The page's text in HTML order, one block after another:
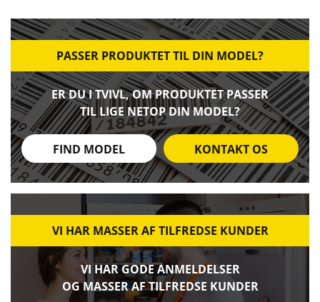
PASSER PRODUKTET TIL DIN MODEL?
ER DU I TVIVL, OM PRODUKTET PASSER
TIL LIGE NETOP DIN MODEL?
FIND MODEL KONTAKT OS
VI HAR MASSER AF TILFREDSE KUNDER
VI HAR GODE ANMELDELSER
OG MASSER AF TILFREDSE KUNDER